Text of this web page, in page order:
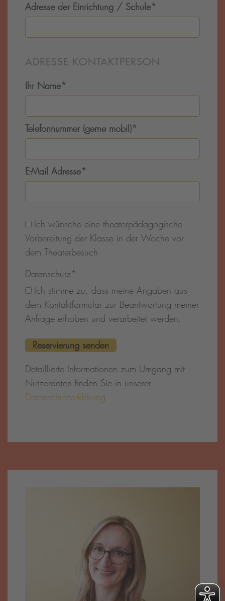
Adresse der Einrichtung / Schule*
ADRESSE KONTAKTPERSON
Ihr Name*
Telefonnummer (gerne mobil)*
E-Mail Adresse*
Ich wünsche eine theaterpädagogische
Vorbereitung der Klasse in der Woche vor
dem Theaterbesuch
Datenschutz*
Ich stimme zu, dass meine Angaben aus
dem Kontaktformular zur Beantwortung meiner
Anfrage erhoben und verarbeitet werden.
Detaillierte Informationen zum Umgang mit
Nutzerdaten finden Sie in unserer
Datenschutzerklärung